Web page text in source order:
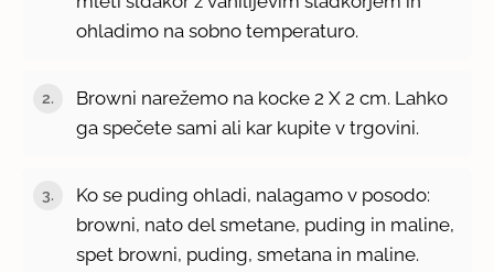
ohladimo na sobno temperaturo.
Browni narežemo na kocke 2 X 2 cm. Lahko
ga spečete sami ali kar kupite v trgovini.
Ko se puding ohladi, nalagamo v posodo:
browni, nato del smetane, puding in maline,
spet browni, puding, smetana in maline.